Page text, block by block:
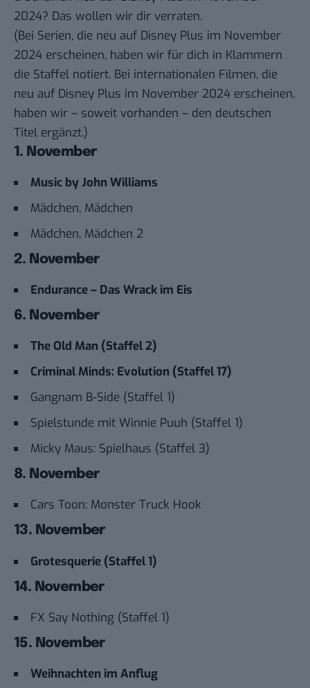
2024? Das wollen wir dir verraten.
(Bei Serien, die neu auf Disney Plus im November
2024 erscheinen, haben wir für dich in Klammern
die Staffel notiert. Bei internationalen Filmen, die
neu auf Disney Plus im November 2024 erscheinen,
haben wir – soweit vorhanden – den deutschen
Titel ergänzt.)
1. November
Music by John Williams
Mädchen, Mädchen
Mädchen, Mädchen 2
2. November
Endurance – Das Wrack im Eis
6. November
The Old Man (Staffel 2)
Criminal Minds: Evolution (Staffel 17)
Gangnam B-Side (Staffel 1)
Spielstunde mit Winnie Puuh (Staffel 1)
Micky Maus: Spielhaus (Staffel 3)
8. November
Cars Toon: Monster Truck Hook
13. November
Grotesquerie (Staffel 1)
14. November
FX Say Nothing (Staffel 1)
15. November
Weihnachten im Anflug